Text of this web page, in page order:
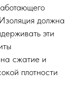
должна
эти
сжатие и
плотности